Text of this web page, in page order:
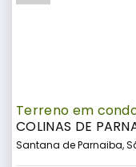
Terreno em
COLINAS DE
Santana de Parnaiba,